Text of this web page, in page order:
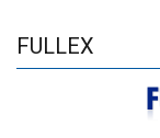
FULLEX